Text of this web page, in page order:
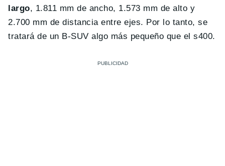
largo, 1.811 mm de ancho, 1.573 mm de alto y
2.700 mm de distancia entre ejes. Por lo tanto, se
tratará de un B-SUV algo más pequeño que el s400.